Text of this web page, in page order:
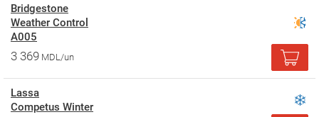
Bridgestone
Weather Control
A005
3 369 MDL/un
Lassa
Competus Winter